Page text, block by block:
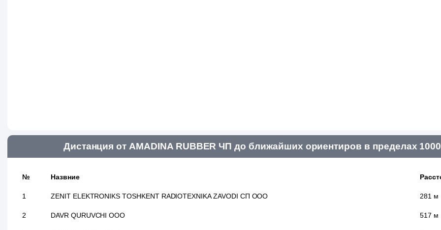
Дистанция от AMADINA RUBBER ЧП до ближайших ориентиров в пределах
№ Назвние
1 ZENIT ELEKTRONIKS TOSHKENT RADIOTEXNIKA ZAVODI СП ООО 281 м
2 DAVR QURUVCHI ООО 517 м